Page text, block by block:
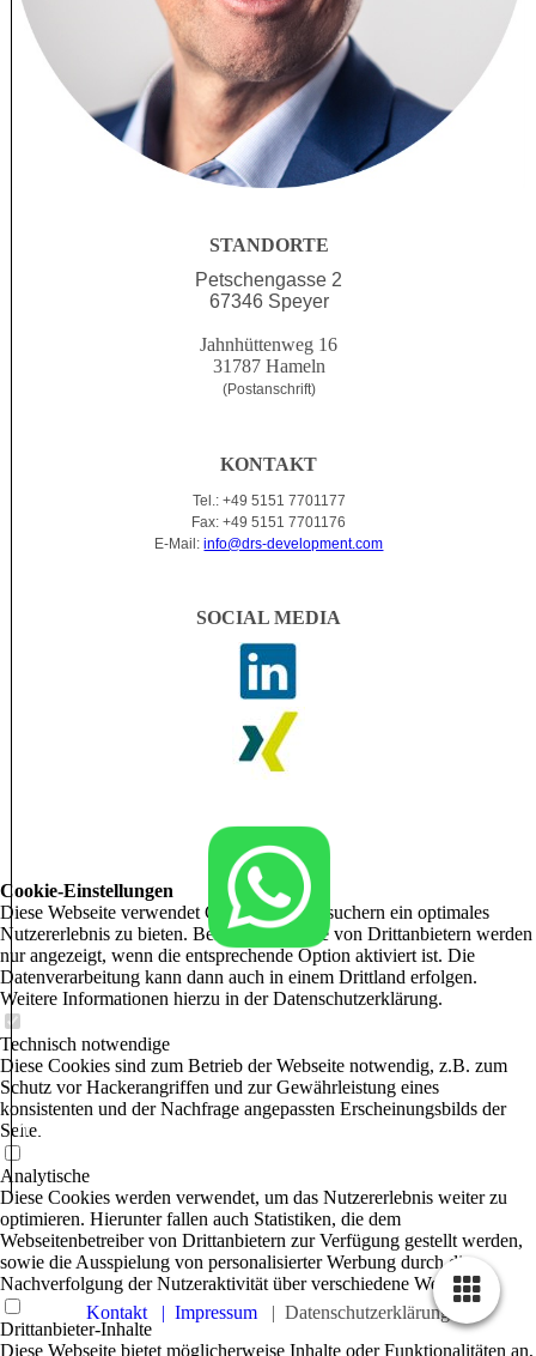
STANDORTE
Petschengasse 2
67346 Speyer
Jahnhüttenweg 16
31787 Hameln
(Postanschrift)
KONTAKT
Tel.: +49 5151 7701177
Fax: +49 5151 7701176
E-Mail:info@drs-development.com
SOCIAL MEDIA
n Ziel kennt, findet den Weg. «
Kontakt | Impressum | Datenschutzerklärung
Cookie-Einstellungen
Diese Webseite verwendet Cookies, um Besuchern ein optimales
Nutzererlebnis zu bieten. Bestimmte Inhalte von Drittanbietern werden
nur angezeigt, wenn die entsprechende Option aktiviert ist. Die
Datenverarbeitung kann dann auch in einem Drittland erfolgen.
Weitere Informationen hierzu in der Datenschutzerklärung.
Technisch notwendige
Diese Cookies sind zum Betrieb der Webseite notwendig, z.B. zum
Schutz vor Hackerangriffen und zur Gewährleistung eines
konsistenten und der Nachfrage angepassten Erscheinungsbilds der
Seite.
Analytische
Diese Cookies werden verwendet, um das Nutzererlebnis weiter zu
optimieren. Hierunter fallen auch Statistiken, die dem
Webseitenbetreiber von Drittanbietern zur Verfügung gestellt werden,
sowie die Ausspielung von personalisierter Werbung durch die
Nachverfolgung der Nutzeraktivität über verschiedene Webseiten.
Drittanbieter-Inhalte
Diese Webseite bietet möglicherweise Inhalte oder Funktionalitäten an,